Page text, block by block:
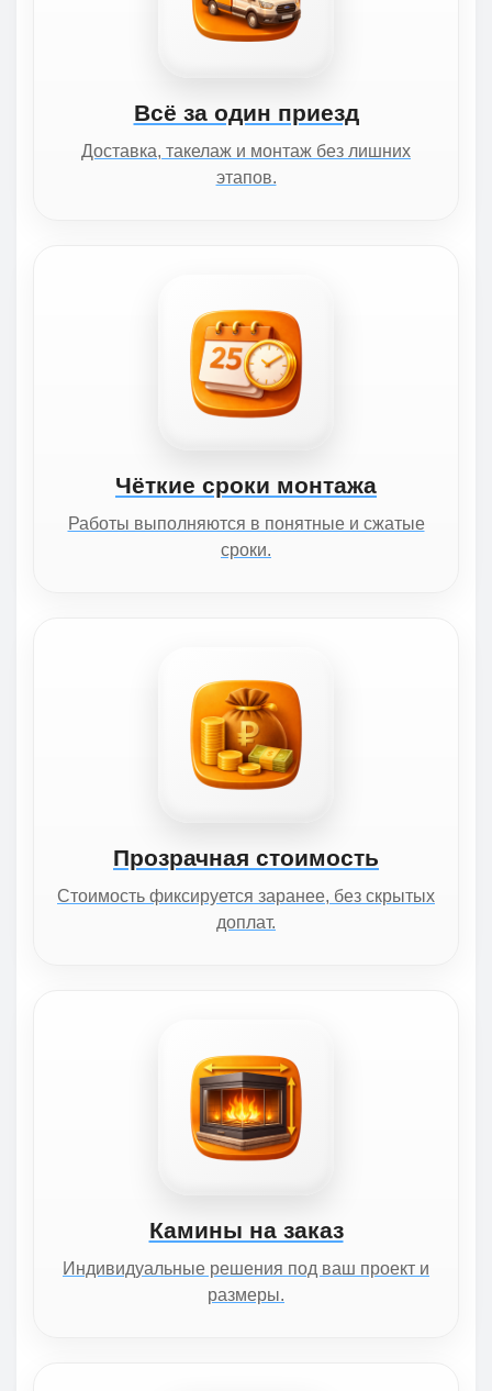
Всё за один приезд
Доставка, такелаж и монтаж без лишних
этапов.
Чёткие сроки монтажа
Работы выполняются в понятные и сжатые
сроки.
Прозрачная стоимость
Стоимость фиксируется заранее, без скрытых
доплат.
Камины на заказ
Индивидуальные решения под ваш проект и
размеры.